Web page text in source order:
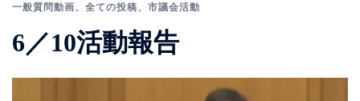
一般質問動画、 全ての投稿、 市議会活動
6／10活動報告